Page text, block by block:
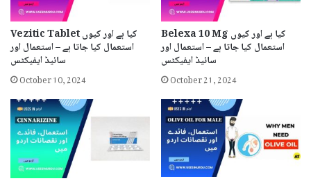
Vezitic Tablet کیا ہے اور کیوں
استعمال کیا جاتا ہے – استعمال اور
سائیڈ ایفیکٹس
October 10, 2024
Belexa 10 Mg کیا ہے اور کیوں
استعمال کیا جاتا ہے – استعمال اور
سائیڈ ایفیکٹس
October 21, 2024